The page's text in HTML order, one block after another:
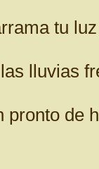
tu
lluvias
pronto de